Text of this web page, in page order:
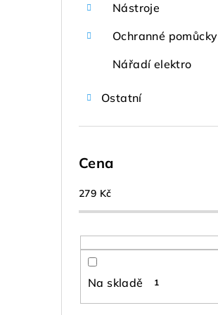
Nástroje
Ochranné pomůcky
Nářadí elektro
Ostatní
Cena
279 Kč
Na skladě 1